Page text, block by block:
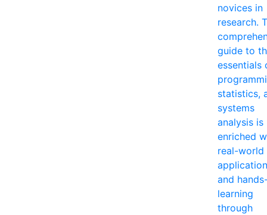
novices in
research.
guide to
essentials
statistics,
systems
analysis is
enriched
real-world
and
learning
through